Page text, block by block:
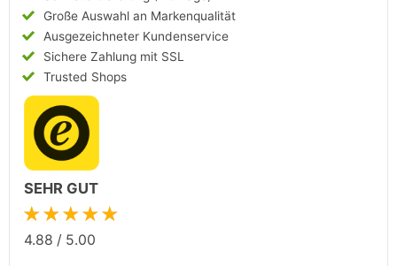
Große Auswahl an Markenqualität
Ausgezeichneter Kundenservice
Sichere Zahlung mit SSL
Trusted Shops
SEHR GUT
★★★★★
4.88 / 5.00